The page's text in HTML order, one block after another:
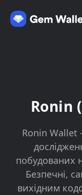
Ronin
Ronin Wallet
побудованих
Безпечні,
вихідним